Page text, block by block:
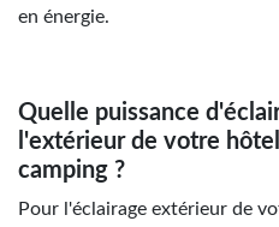
en énergie.
Quelle puissance
l'extérieur de votre
camping ?
Pour l'éclairage extérieur de